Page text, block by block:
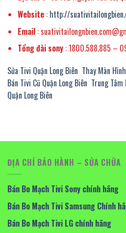
Website: http://
Email:
Tổng đài sony: 1800.588.885 –
Sửa Tivi Quận Long Biên Thay Màn
Bán Tivi Cũ Quận Long Biên Trung Tâm
Quận Long Biên
ĐỊA CHỈ BẢO HÀNH – SỬA CHỮA
Bán Bo Mạch Tivi Sony chính hãng
Bán Bo Mạch Tivi Samsung Chính
Bán Bo Mạch Tivi LG chính hãng